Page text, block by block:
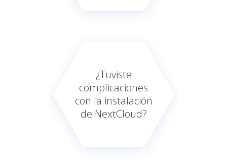
¿Tuviste
complicaciones
con la instalación
de NextCloud?